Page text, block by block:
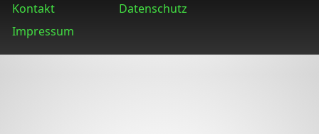
Kontakt
Datenschutz
Impressum